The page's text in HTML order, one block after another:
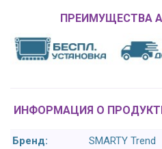
ПРЕИМУЩЕСТВА
ИНФОРМАЦИЯ О
Бренд:
SMARTY Trend